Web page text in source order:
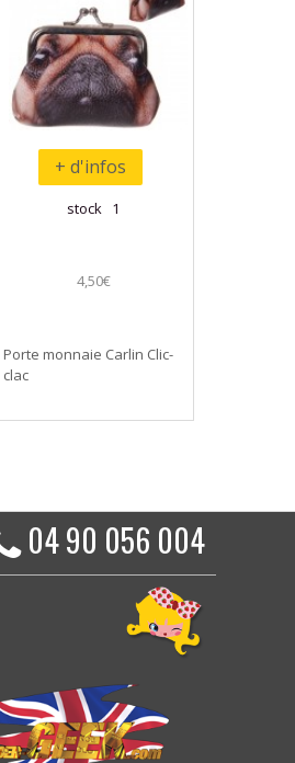
+ d'infos
stock 1
4,50€
Porte monnaie Carlin Clic-
clac
04 90 056 004